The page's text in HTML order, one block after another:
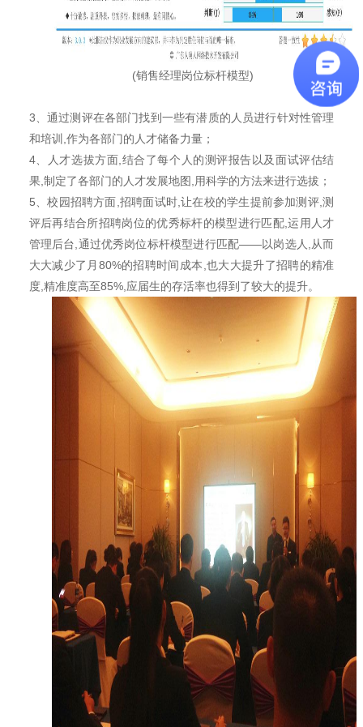
(销售经理岗位标杆模型)
3、通过测评在各部门找到一些有潜质的人员进行针对性管理
和培训,作为各部门的人才储备力量；
4、人才选拔方面,结合了每个人的测评报告以及面试评估结
果,制定了各部门的人才发展地图,用科学的方法来进行选拔；
5、校园招聘方面,招聘面试时,让在校的学生提前参加测评,测
评后再结合所招聘岗位的优秀标杆的模型进行匹配,运用人才
管理后台,通过优秀岗位标杆模型进行匹配——以岗选人,从而
大大减少了月80%的招聘时间成本,也大大提升了招聘的精准
度,精准度高至85%,应届生的存活率也得到了较大的提升。